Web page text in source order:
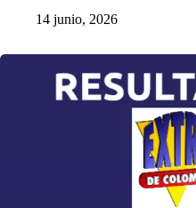
14 junio, 2026